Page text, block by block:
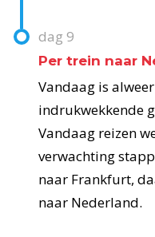
dag 9
Per trein naar
Vandaag is
indrukwekkende
Vandaag reizen
verwachting
naar Frankfurt,
naar Nederland.